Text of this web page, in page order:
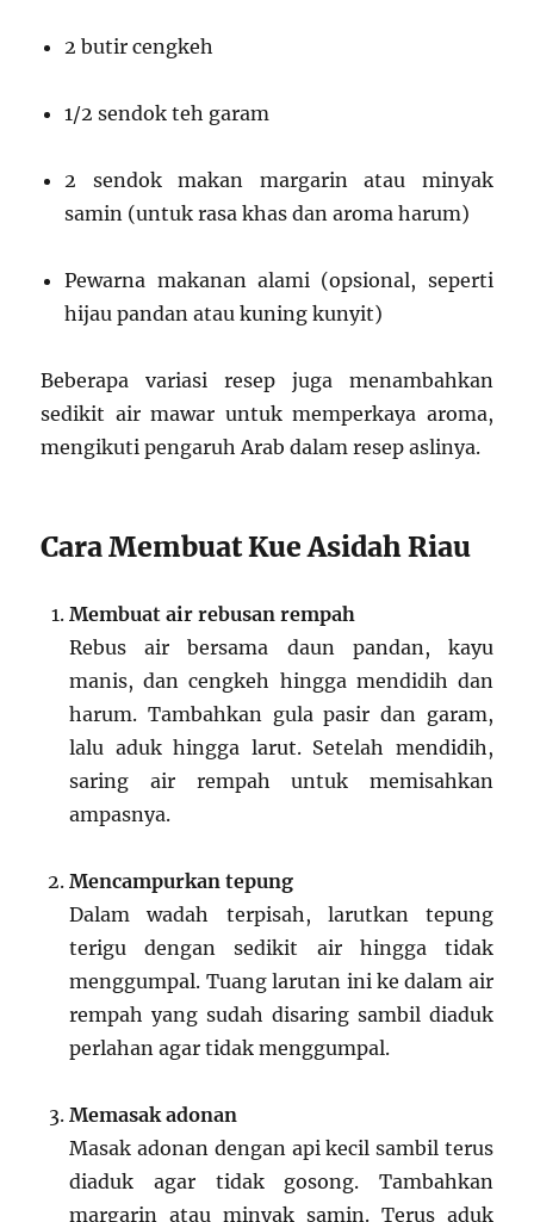
2 butir cengkeh
1/2 sendok teh garam
2 sendok makan margarin atau minyak
samin (untuk rasa khas dan aroma harum)
Pewarna makanan alami (opsional, seperti
hijau pandan atau kuning kunyit)
Beberapa variasi resep juga menambahkan
sedikit air mawar untuk memperkaya aroma,
mengikuti pengaruh Arab dalam resep aslinya.
Cara Membuat Kue Asidah Riau
Membuat air rebusan rempah
Rebus air bersama daun pandan, kayu
manis, dan cengkeh hingga mendidih dan
harum. Tambahkan gula pasir dan garam,
lalu aduk hingga larut. Setelah mendidih,
saring air rempah untuk memisahkan
ampasnya.
Mencampurkan tepung
Dalam wadah terpisah, larutkan tepung
terigu dengan sedikit air hingga tidak
menggumpal. Tuang larutan ini ke dalam air
rempah yang sudah disaring sambil diaduk
perlahan agar tidak menggumpal.
Memasak adonan
Masak adonan dengan api kecil sambil terus
diaduk agar tidak gosong. Tambahkan
margarin atau minyak samin. Terus aduk